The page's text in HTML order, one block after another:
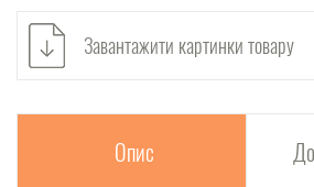
Завантажити картинки товару
Опис